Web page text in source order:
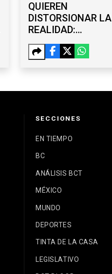
QUIEREN
DISTORSIONAR LA
REALIDAD:
BURGUEÑO
DESCARTA
CARLOS TORRES
SECCIONES
EN TIEMPO
BC
ANÁLISIS BCT
MÉXICO
MUNDO
DEPORTES
TINTA DE LA CASA
LEGISLATIVO